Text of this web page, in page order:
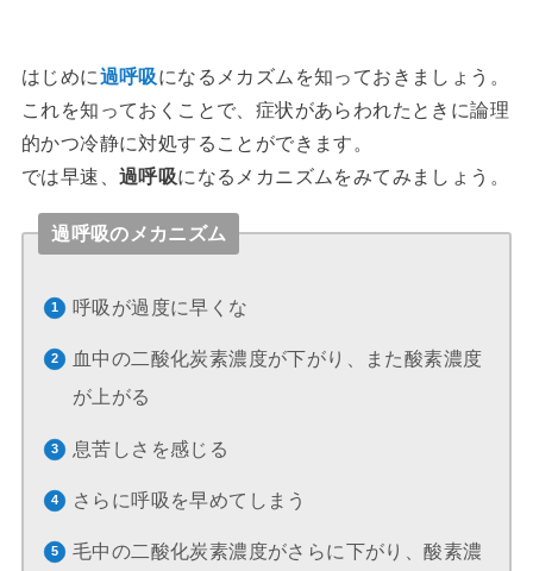
はじめに過呼吸になるメカズムを知っておきましょう。
これを知っておくことで、症状があらわれたときに論理
的かつ冷静に対処することができます。
では早速、 過呼吸になるメカニズムをみてみましょう。
過呼吸のメカニズム
呼吸が過度に早くな
血中の二酸化炭素濃度が下がり、また酸素濃度
が上がる
息苦しさを感じる
さらに呼吸を早めてしまう
毛中の二酸化炭素濃度がさらに下がり、酸素濃